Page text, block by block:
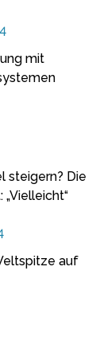
mit
steigern? Die
auf